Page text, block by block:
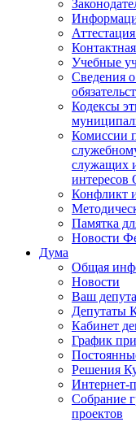
Учебные
Сведения
Кодексы
Комиссии
служащих
Конфликт
Памятка
Новости
Дума
Общая
Новости
Ваш
Депутаты
Кабинет
График
Решения
Интернет-
Собрание
проектов